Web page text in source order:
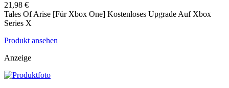
21,98 €
Tales Of Arise [Für Xbox One] Kostenloses Upgrade Auf Xbox
Series X
Produkt ansehen
Anzeige